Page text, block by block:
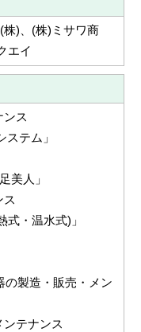
)、(株)ミサワ商
エイ
ンス
ステム」
美人」
ス
式・温水式)」
の製造・販売・メン
テナンス